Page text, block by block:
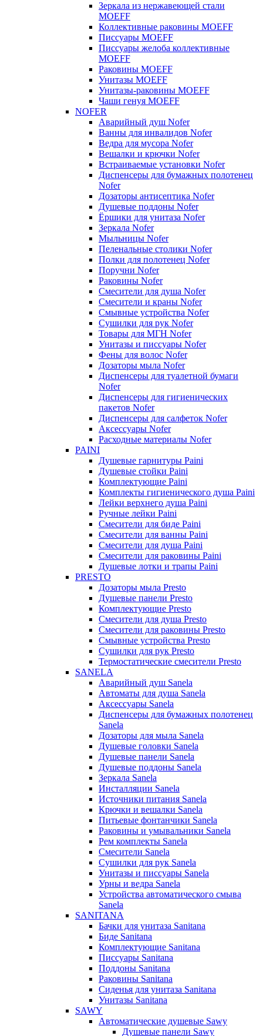
Зеркала из нержавеющей стали
MOEFF
Коллективные раковины MOEFF
Писсуары MOEFF
Писсуары желоба коллективные
MOEFF
Раковины MOEFF
Унитазы MOEFF
Унитазы-раковины MOEFF
Чаши генуя MOEFF
NOFER
Аварийный душ Nofer
Ванны для инвалидов Nofer
Ведра для мусора Nofer
Вешалки и крючки Nofer
Встраиваемые установки Nofer
Диспенсеры для бумажных полотенец
Nofer
Дозаторы антисептика Nofer
Душевые поддоны Nofer
Ёршики для унитаза Nofer
Зеркала Nofer
Мыльницы Nofer
Пеленальные столики Nofer
Полки для полотенец Nofer
Поручни Nofer
Раковины Nofer
Смесители для душа Nofer
Смесители и краны Nofer
Смывные устройства Nofer
Сушилки для рук Nofer
Товары для МГН Nofer
Унитазы и писсуары Nofer
Фены для волос Nofer
Дозаторы мыла Nofer
Диспенсеры для туалетной бумаги
Nofer
Диспенсеры для гигиенических
пакетов Nofer
Диспенсеры для салфеток Nofer
Аксессуары Nofer
Расходные материалы Nofer
PAINI
Душевые гарнитуры Paini
Душевые стойки Paini
Комплектующие Paini
Комплекты гигиенического душа Paini
Лейки верхнего душа Paini
Ручные лейки Paini
Смесители для биде Paini
Смесители для ванны Paini
Смесители для душа Paini
Смесители для раковины Paini
Душевые лотки и трапы Paini
PRESTO
Дозаторы мыла Presto
Душевые панели Presto
Комплектующие Presto
Смесители для душа Presto
Смесители для раковины Presto
Смывные устройства Presto
Сушилки для рук Presto
Термостатические смесители Presto
SANELA
Аварийный душ Sanela
Автоматы для душа Sanela
Аксессуары Sanela
Диспенсеры для бумажных полотенец
Sanela
Дозаторы для мыла Sanela
Душевые головки Sanela
Душевые панели Sanela
Душевые поддоны Sanela
Зеркала Sanela
Инсталляции Sanela
Источники питания Sanela
Крючки и вешалки Sanela
Питьевые фонтанчики Sanela
Раковины и умывальники Sanela
Рем комплекты Sanela
Смесители Sanela
Сушилки для рук Sanela
Унитазы и писсуары Sanela
Урны и ведра Sanela
Устройства автоматического смыва
Sanela
SANITANA
Бачки для унитаза Sanitana
Биде Sanitana
Комплектующие Sanitana
Писсуары Sanitana
Поддоны Sanitana
Раковины Sanitana
Сиденья для унитаза Sanitana
Унитазы Sanitana
SAWY
Автоматические душевые Sawy
Душевые панели Sawy